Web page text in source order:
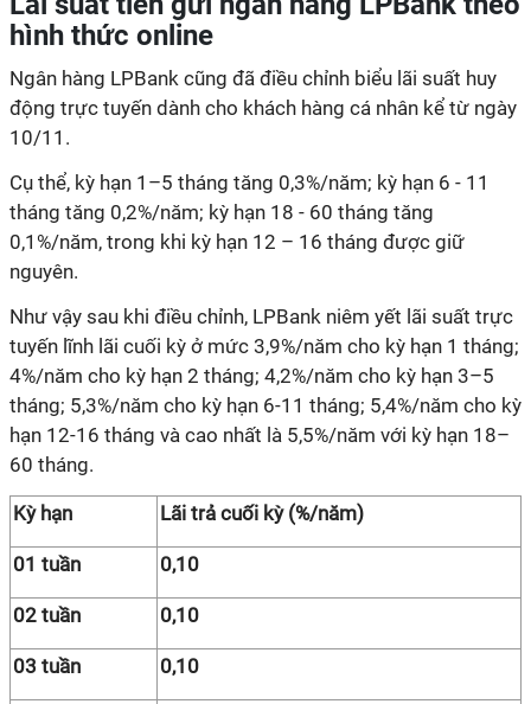
hình thức online
Ngân hàng LPBank cũng đã điều chỉnh biểu lãi suất huy
động trực tuyến dành cho khách hàng cá nhân kể từ ngày
10/11.
Cụ thể, kỳ hạn 1–5 tháng tăng 0,3%/năm; kỳ hạn 6 - 11
tháng tăng 0,2%/năm; kỳ hạn 18 - 60 tháng tăng
0,1%/năm, trong khi kỳ hạn 12 – 16 tháng được giữ
nguyên.
Như vậy sau khi điều chỉnh, LPBank niêm yết lãi suất trực
tuyến lĩnh lãi cuối kỳ ở mức 3,9%/năm cho kỳ hạn 1 tháng;
4%/năm cho kỳ hạn 2 tháng; 4,2%/năm cho kỳ hạn 3–5
tháng; 5,3%/năm cho kỳ hạn 6-11 tháng; 5,4%/năm cho kỳ
hạn 12-16 tháng và cao nhất là 5,5%/năm với kỳ hạn 18–
60 tháng.
Kỳ hạn Lãi trả cuối kỳ (%/năm)
01 tuần 0,10
02 tuần 0,10
03 tuần 0,10